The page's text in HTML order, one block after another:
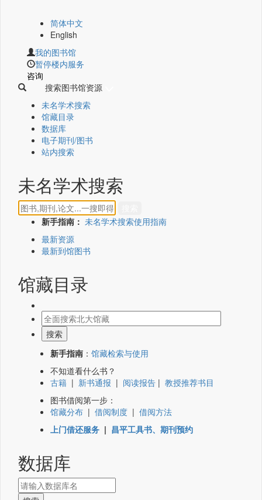
简体中文
English
我的图书馆
暂停楼内服务
咨询
搜索图书馆资源
未名学术搜索
馆藏目录
数据库
电子期刊/图书
站内搜索
未名学术搜索
新手指南： 未名学术搜索使用指南
最新资源
最新到馆图书
馆藏目录
新手指南 ： 馆藏检索与使用
不知道看什么书？
古籍 | 新书通报 | 阅读报告 | 教授推荐书目
图书借阅第一步：
馆藏分布 | 借阅制度 | 借阅方法
上门借还服务 | 昌平工具书、期刊预约
数据库